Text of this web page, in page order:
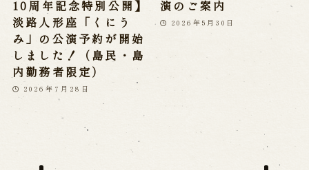
10周年記念特別公開】
淡路人形座「くにう
み」の公演予約が開始
しました！（島民・島
内勤務者限定）
2026年7月28日
演のご案内
2026年5月30日